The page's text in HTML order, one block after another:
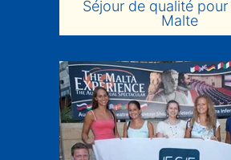
Séjour de qualité
Malte